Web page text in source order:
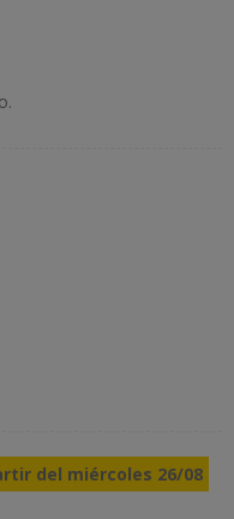
del miércoles 26/08